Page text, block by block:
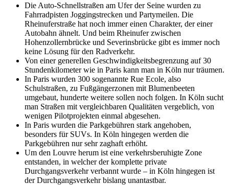
Die Auto-Schnellstraßen am Ufer der Seine wurden zu
Fahrradpisten Joggingstrecken und Partymeilen. Die
Rheinuferstraße hat noch immer einen Charakter, der einer
Autobahn ähnelt. Und beim Rheinufer zwischen
Hohenzollernbrücke und Severinsbrücke gibt es immer noch
keine Lösung für den Radverkehr.
Von einer generellen Geschwindigkeitsbegrenzung auf 30
Stundenkilometer wie in Paris kann man in Köln nur träumen.
In Paris wurden 300 sogenannte Rue Ecole, also
Schulstraßen, zu Fußgängerzonen mit Blumenbeeten
umgebaut, hunderte weitere sollen noch folgen. In Köln sucht
man Straßen mit vergleichbaren Qualitäten vergeblich, von
wenigen Pilotprojekten einmal abgesehen.
In Paris wurden die Parkgebühren stark angehoben,
besonders für SUVs. In Köln hingegen werden die
Parkgebühren nur sehr zaghaft erhöht.
Um den Louvre herum ist eine verkehrsberuhigte Zone
entstanden, in welcher der komplette private
Durchgangsverkehr verbannt wurde – in Köln hingegen ist
der Durchgangsverkehr bislang unantastbar.